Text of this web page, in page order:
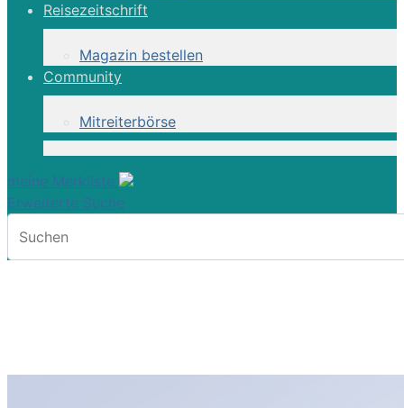
Reisezeitschrift
Magazin bestellen
Community
Mitreiterbörse
meine Merkliste
Erweiterte Suche